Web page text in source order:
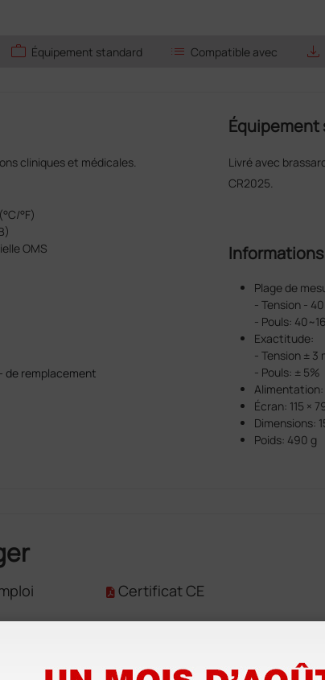
work Équipement standard list Compatible avec save_alt
cliniques et médicales.
°F)
OMS
de remplacement
Équipement
Livré avec
CR2025.
Plage de
- Tension -
- Pouls:
Exactitude:
- Tension ± 3
- Pouls: ± 5%
Alimentation:
Écran: 115 ×
Dimensions:
Poids: 490 g
Certificat CE